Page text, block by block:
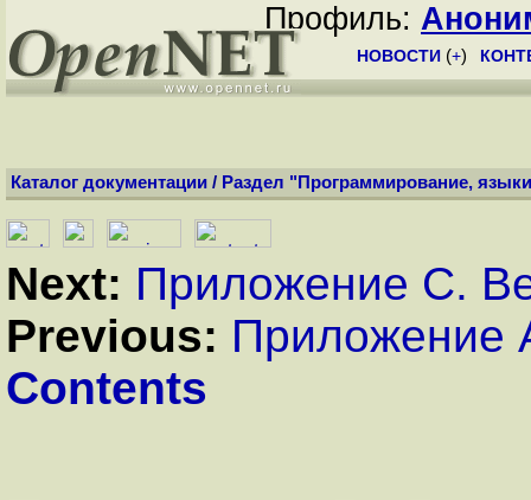
Профиль:
НОВОСТИ (+)
Каталог документации / Раздел "Программирование,
Next: Приложение С.
Previous: Приложение
Contents